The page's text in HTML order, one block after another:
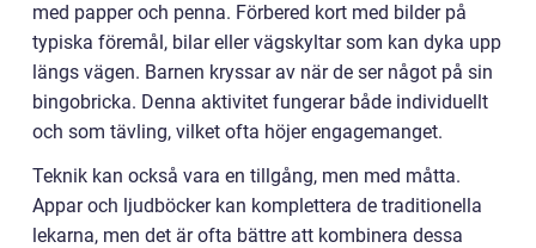
med papper och penna. Förbered kort med bilder på
typiska föremål, bilar eller vägskyltar som kan dyka upp
längs vägen. Barnen kryssar av när de ser något på sin
bingobricka. Denna aktivitet fungerar både individuellt
och som tävling, vilket ofta höjer engagemanget.
Teknik kan också vara en tillgång, men med måtta.
Appar och ljudböcker kan komplettera de traditionella
lekarna, men det är ofta bättre att kombinera dessa